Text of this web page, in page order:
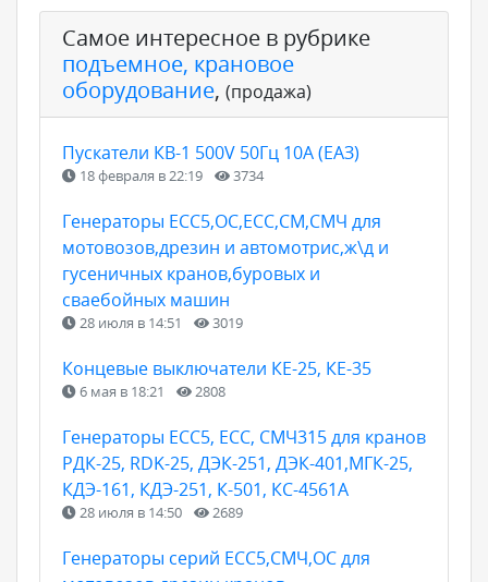
Самое интересное в рубрике
подъемное, крановое
оборудование, (продажа)
Пускатели КВ-1 500V 50Гц 10А (ЕАЗ)
18 февраля в 22:19 3734
Генераторы ЕСС5,ОС,ЕСС,СМ,СМЧ для
мотовозов,дрезин и автомотрис,ж\д и
гусеничных кранов,буровых и
сваебойных машин
28 июля в 14:51 3019
Концевые выключатели КЕ-25, КЕ-35
6 мая в 18:21 2808
Генераторы ЕСС5, ЕСС, СМЧ315 для кранов
РДК-25, RDK-25, ДЭК-251, ДЭК-401,МГК-25,
КДЭ-161, КДЭ-251, К-501, КС-4561А
28 июля в 14:50 2689
Генераторы серий ЕСС5,СМЧ,ОС для